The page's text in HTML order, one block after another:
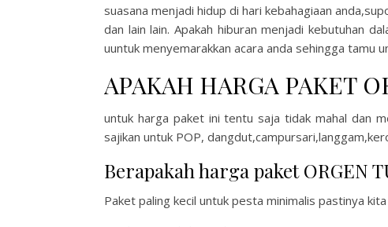
suasana menjadi hidup di hari kebahagiaan
dan lain lain. Apakah hiburan menjadi kebutuhan
uuntuk menyemarakkan acara anda sehingga tamu
APAKAH HARGA PAKET
untuk harga paket ini tentu saja tidak mahal dan
sajikan untuk POP,
Berapakah harga paket ORGEN
Paket paling kecil untuk pesta minimalis pastinya